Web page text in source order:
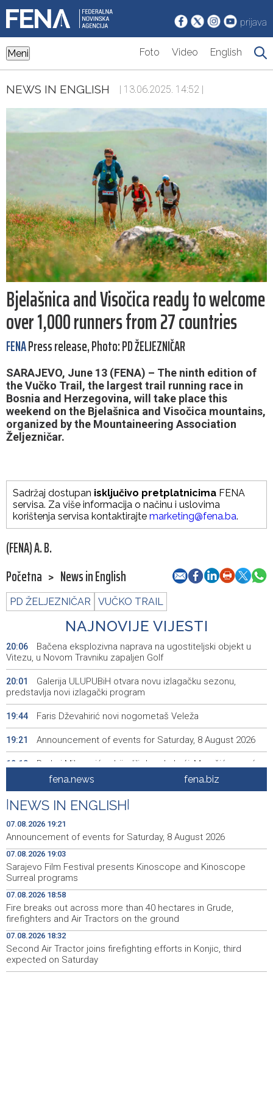
prijava
Meni Foto Video English
NEWS IN ENGLISH | 13.06.2025. 14:52 |
Bjelašnica and Visočica ready to welcome
over 1,000 runners from 27 countries
FENAPress release, Photo: PD ŽELJEZNIČAR
SARAJEVO, June 13 (FENA) – The ninth edition of
the Vučko Trail, the largest trail running race in
Bosnia and Herzegovina, will take place this
weekend on the Bjelašnica and Visočica mountains,
organized by the Mountaineering Association
Željezničar.
Sadržaj dostupan isključivo pretplatnicima FENA
servisa. Za više informacija o načinu i uslovima
korištenja servisa kontaktirajte marketing@fena.ba.
(FENA) A. B.
Početna > News in English
PD ŽELJEZNIČAR VUČKO TRAIL
NAJNOVIJE VIJESTI
20:06
Bačena eksplozivna naprava na ugostiteljski objekt u
Vitezu, u Novom Travniku zapaljen Golf
20:01
Galerija ULUPUBiH otvara novu izlagačku sezonu,
predstavlja novi izlagački program
19:44 Faris Dževahirić novi nogometaš Veleža
19:21 Announcement of events for Saturday, 8 August 2026
19:10
Rudari Milanovića ubijedili da ode kući, Memčić se već
ponovo vratio u jamu 'Raspotočje'
19:03
Sarajevo Film Festival presents Kinoscope and
Kinoscope Surreal programs
19:00 Najave događaja za 8. 8. 2026. godine (subota)
18:58
Fire breaks out across more than 40 hectares in Grude,
firefighters and Air Tractors on the ground
18:55
Zelenski doputovao u Beograd, sutra sastanak s
Vučićem
18:32
Second Air Tractor joins firefighting efforts in Konjic,
third expected on Saturday
fena.news fena.biz
NEWS IN ENGLISH
07.08.2026 19:21
Announcement of events for Saturday, 8 August 2026
07.08.2026 19:03
Sarajevo Film Festival presents Kinoscope and Kinoscope
Surreal programs
07.08.2026 18:58
Fire breaks out across more than 40 hectares in Grude,
firefighters and Air Tractors on the ground
07.08.2026 18:32
Second Air Tractor joins firefighting efforts in Konjic, third
expected on Saturday